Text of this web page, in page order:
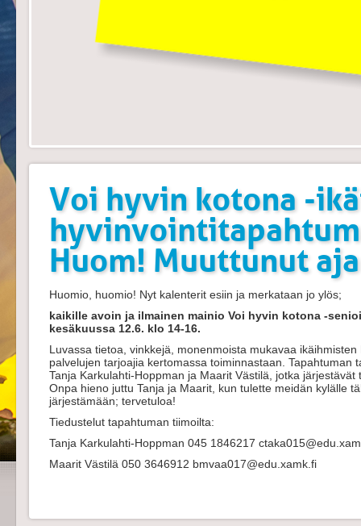
Voi hyvin kotona -
Huom! Muuttunut
Huomio, huomio! Nyt kalenterit esiin ja merkataan jo ylös;
kaikille avoin ja ilmainen mainio Voi hyvin kotona -
kesäkuussa 12.6. klo 14-16.
Luvassa tietoa, vinkkejä, monenmoista mukavaa
palvelujen tarjoajia kertomassa toiminnastaan. Tapahtuman
Tanja Karkulahti-Hoppman ja Maarit Västilä, jotka
Onpa hieno juttu Tanja ja Maarit, kun tulette meidän kylälle
järjestämään; tervetuloa!
Tiedustelut tapahtuman tiimoilta:
Tanja Karkulahti-Hoppman 045 1846217
Maarit Västilä 050 3646912 bmvaa017@edu.xamk.fi